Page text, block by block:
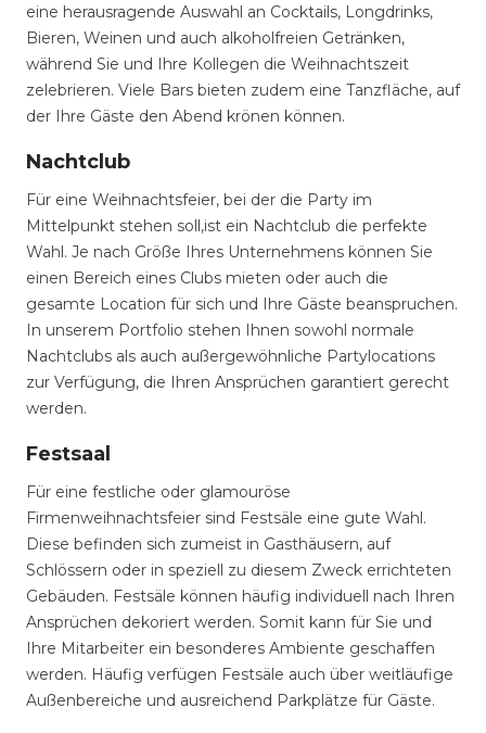
eine herausragende Auswahl an Cocktails, Longdrinks,
Bieren, Weinen und auch alkoholfreien Getränken,
während Sie und Ihre Kollegen die Weihnachtszeit
zelebrieren. Viele Bars bieten zudem eine Tanzfläche, auf
der Ihre Gäste den Abend krönen können.
Nachtclub
Für eine Weihnachtsfeier, bei der die Party im
Mittelpunkt stehen soll,ist ein Nachtclub die perfekte
Wahl. Je nach Größe Ihres Unternehmens können Sie
einen Bereich eines Clubs mieten oder auch die
gesamte Location für sich und Ihre Gäste beanspruchen.
In unserem Portfolio stehen Ihnen sowohl normale
Nachtclubs als auch außergewöhnliche Partylocations
zur Verfügung, die Ihren Ansprüchen garantiert gerecht
werden.
Festsaal
Für eine festliche oder glamouröse
Firmenweihnachtsfeier sind Festsäle eine gute Wahl.
Diese befinden sich zumeist in Gasthäusern, auf
Schlössern oder in speziell zu diesem Zweck errichteten
Gebäuden. Festsäle können häufig individuell nach Ihren
Ansprüchen dekoriert werden. Somit kann für Sie und
Ihre Mitarbeiter ein besonderes Ambiente geschaffen
werden. Häufig verfügen Festsäle auch über weitläufige
Außenbereiche und ausreichend Parkplätze für Gäste.